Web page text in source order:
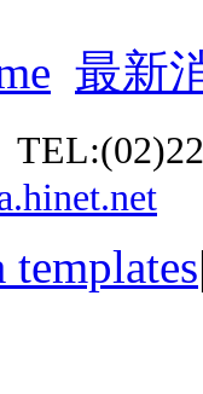
最新
templates